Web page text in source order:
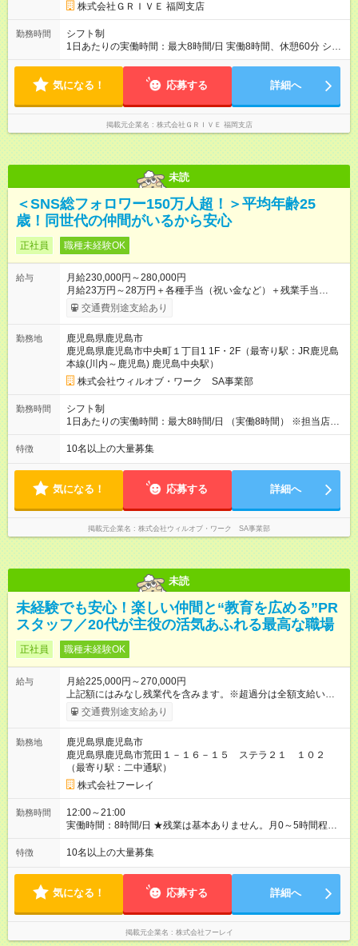
株式会社ＧＲＩＶＥ 福岡支店
勤務時間
シフト制
1日あたりの実働時間：最大8時間/日 実働8時間、休憩60分 シフ
ト例 10：00~19：00 11：00~20：00 シフトに準ずる形となり
気になる！ 応募する 詳細へ
掲載元企業名 株式会社ＧＲＩＶＥ 福岡支店
未読
＜SNS総フォロワー150万人超！＞平均年齢25
歳！同世代の仲間がいるから安心
正社員 職種未経験OK
給与
月給230,000円～280,000円
月給23万円～28万円＋各種手当（祝い金など）＋残業手当
100％＋賞与年2回 ※年齢、スキルを考慮のうえ、スタート時の
給与を決定します。 ＜年収例＞ 420万円／26歳 リーダー職（月
万円×12か月＋賞与＋各種手当） 320万円／22歳（月給22万円
×12か月＋賞与＋各種手当） 【試用期間】試用期間あり 試用期
間の長さ：2ヶ月 雇用形態、給与は本採用時と同じです。
交通費別途支給あり
勤務地
鹿児島県鹿児島市
鹿児島県鹿児島市中央町１丁目1 1F・2F（最寄り駅：JR鹿児島
本線(川内～鹿児島) 鹿児島中央駅）
株式会社ウィルオブ・ワーク SA事業部
勤務時間
シフト制
1日あたりの実働時間：最大8時間/日 （実働8時間） ※担当店舗
により異なります。 ※現場では余裕のあるシフトが組めるの
で、1ヶ月の残業は月平均9.3時間と少なめ。定時退勤できる日
特徴 10名以上の大量募集
気になる！ 応募する 詳細へ
掲載元企業名 株式会社ウィルオブ・ワーク SA事業部
未読
未経験でも安心！楽しい仲間と“教育を広める”PR
スタッフ／20代が主役の活気あふれる最高な職場
正社員 職種未経験OK
給与
月給225,000円～270,000円
上記額にはみなし残業代を含みます。※超過分は全額支給いたし
ます。 みなし残業代 33,750円 ～ 40,500円／月 みなし残業時
間 23.7時間／月 ＼報奨金＋各種手当アリ♪／ 報奨金は実績を正
について＞ 未経験入社3ヶ月で30万円（月収50万円以上）、1年
で60万円（月収80万円以上）を支給されているスタッフもいま
す。頑張ったら頑張った分だけお給料に還元される仕組みが整
えられています。 〈社員の年収例〉 年収365万円/月給：26万円
+賞与（入社1年目・22歳） 年収429万円/月給：31万円+賞与
（入社2年目・24歳） 年収654万円/月給：39万円+賞与（入社6
年目・33歳） 【試用期間】試用期間あり 試用期間の長さ：2ヶ
用形態：中途採用（契約社員） 給与：月給 286,000
円 ～ 300,000円 ≪スタート安心保証≫ 入社後2ヶ月間は成果を
問わず【月給28万6000円～30万円】（地域により変動）を保
証！ まずは仕事を覚え、スキルアップに集中できます◎ 「報奨
金って稼げるの？」 「未経験の走り始めが不安…」 ——そんな
気持ちに、収入面から応える、当社独自の制度です。
交通費別途支給あり
勤務地
鹿児島県鹿児島市
鹿児島県鹿児島市荒田１－１６－１５ ステラ２１ １０２
（最寄り駅：二中通駅）
株式会社フーレイ
勤務時間
12:00～21:00
実働時間：8時間/日 ★残業は基本ありません。月0～5時間程度
を想定しています。 ★朝はゆっくり過ごせて、通勤ラッシュと
は無縁です。 〈１日のスケジュール例〉 12:00 出社 13:00 ミ
21:00 定時退社(直帰)
特徴 10名以上の大量募集
気になる！ 応募する 詳細へ
掲載元企業名 株式会社フーレイ